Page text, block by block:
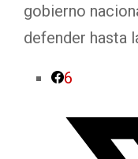
gobierno
defender hasta
6